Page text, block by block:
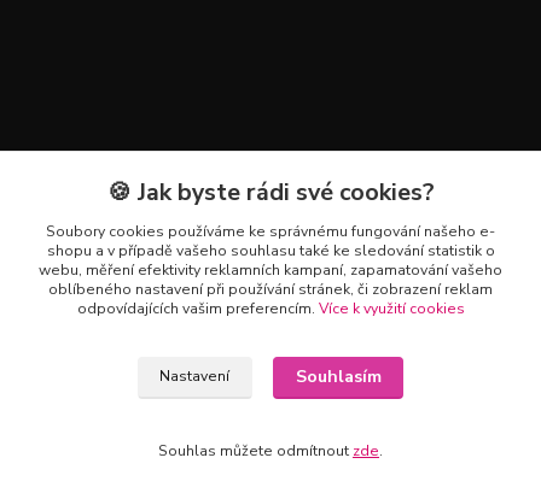
Kontakty
+420 602 223 614
info@zahradnictvipetro.cz
🍪 Jak byste rádi své cookies?
Soubory cookies používáme ke správnému fungování našeho e-
shopu a v případě vašeho souhlasu také ke sledování statistik o
webu, měření efektivity reklamních kampaní, zapamatování vašeho
oblíbeného nastavení při používání stránek, či zobrazení reklam
odpovídajících vašim preferencím. Více k využití cookies
Nastavení Souhlasím
Souhlas můžete odmítnout zde.